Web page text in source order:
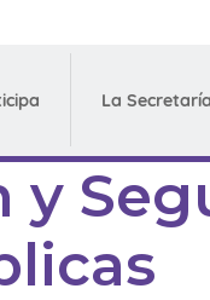
La Secretaría
y